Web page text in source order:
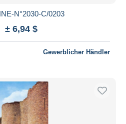
N°2030-C/0203
± 6,94 $
Gewerblicher Händler